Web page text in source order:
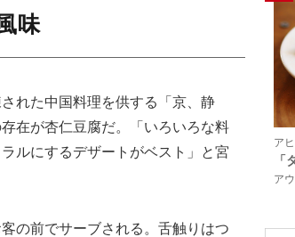
味
れた中国料理を供する「京、静
在が杏仁豆腐だ。「いろいろな料
ルにするデザートがベスト」と宮
の前でサーブされる。舌触りはつ
ア
ア